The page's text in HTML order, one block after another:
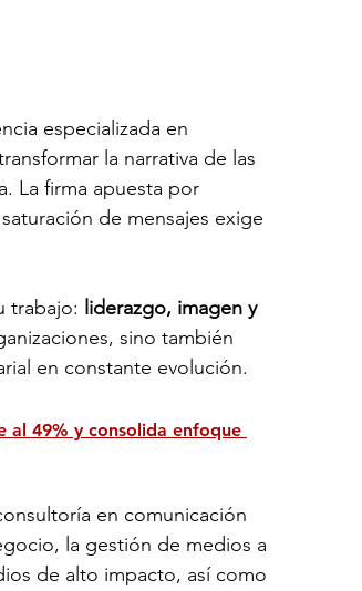
especializada en
la narrativa de las
La firma apuesta por
de mensajes exige
trabajo: liderazgo, imagen y
sino también
en constante evolución.
al 49% y consolida enfoque
en comunicación
la gestión de medios a
de alto impacto, así como